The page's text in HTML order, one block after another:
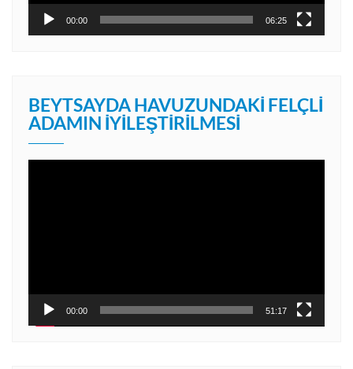
00:00 06:25
BEYTSAYDA HAVUZUNDAKI FELÇLI
ADAMIN İYILEŞTIRILMESI
00:00 51:17